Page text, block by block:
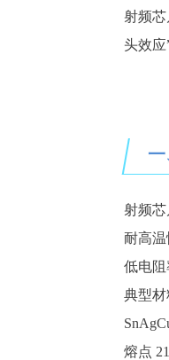
射频
头效
射频
耐高
低电
典型材
熔点